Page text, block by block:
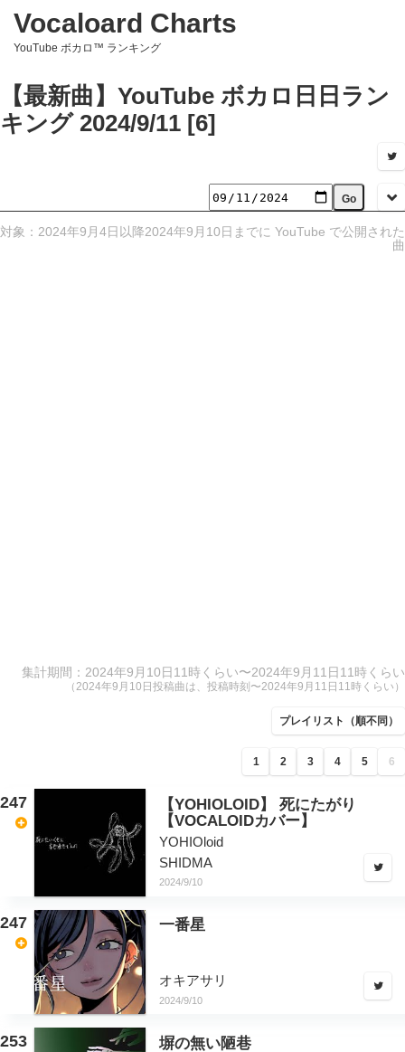
Vocaloard Charts
YouTube ボカロ™ ランキング
【最新曲】YouTube ボカロ日日ラン
キング 2024/9/11 [6]
対象：2024年9月4日以降2024年9月10日までに YouTube で公開された
曲
集計期間：2024年9月10日11時くらい〜2024年9月11日11時くらい
（2024年9月10日投稿曲は、投稿時刻〜2024年9月11日11時くらい）
プレイリスト（順不同）
1 2 3 4 5 6
247
【YOHIOLOID】 死にたがり
【VOCALOIDカバー】
YOHIOloid
SHIDMA
2024/9/10
247 一番星
オキアサリ
2024/9/10
253 塀の無い陋巷